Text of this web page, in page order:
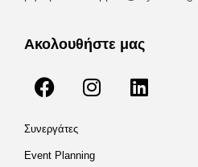
Ακολουθήστε μας
Συνεργάτες
Event Planning